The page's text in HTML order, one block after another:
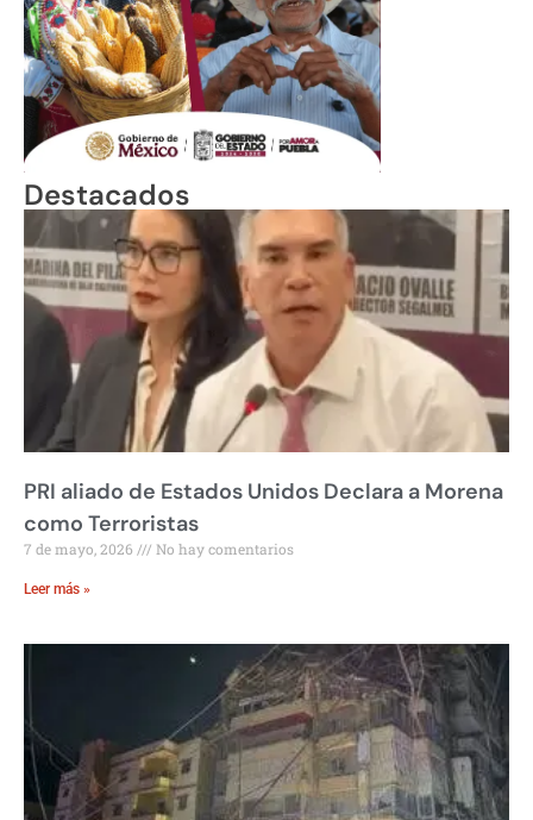
Destacados
PRI aliado de Estados Unidos Declara a Morena
como Terroristas
7 de mayo, 2026 No hay comentarios
Leer más »